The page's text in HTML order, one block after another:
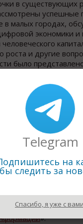
в существующих
успешные
в малых городах,
экономики и
роста и другие
было
программы
секции,
и комплексному
и digital-
Форума стало
жизни».
Форума
и науки
и
и
Международный
».
Telegram
на
следить за
Спасибо, я уже с